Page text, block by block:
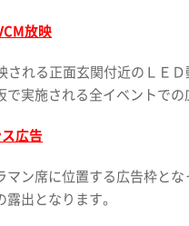
放映
される正面玄関付近のＬＥ
実施される全イベントでの
広告
マン席に位置する広告枠と
出となります。